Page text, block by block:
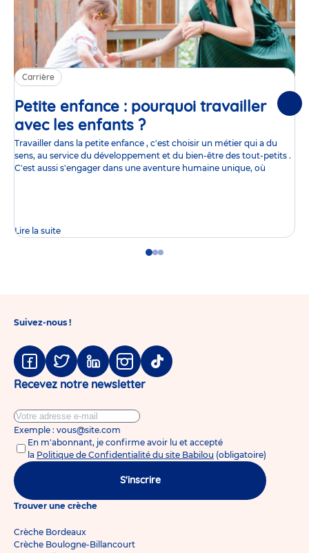
Carrière
Petite enfance : pourquoi travailler
avec les enfants ?Article
Travailler dans la petite enfance , c'est choisir un métier qui a du
sens, au service du développement et du bien-être des tout-petits .
C'est aussi s'engager dans une aventure humaine unique, où
Lire la suite
GoGoGo
Suivez-nous !
Facebook
TwitterLinkedinInstagram
Tiktok
Recevez notre newsletter
Exemple : vous@site.com
En m'abonnant, je confirme avoir lu et accepté
la Politique de Confidentialité du site Babilou (obligatoire)
S'inscrire
Trouver une crèche
Crèche Bordeaux
Crèche Boulogne-Billancourt